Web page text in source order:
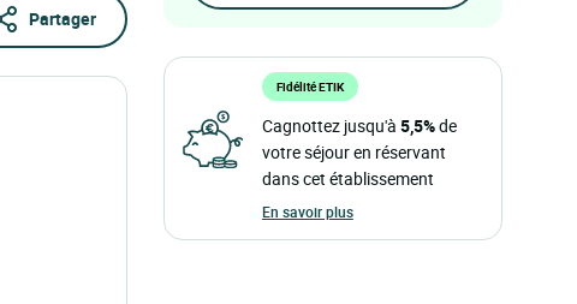
Partager
Fidélité ETIK
Cagnottez jusqu'à 5,5%de
votre séjour en réservant
dans cet établissement
En savoir plus